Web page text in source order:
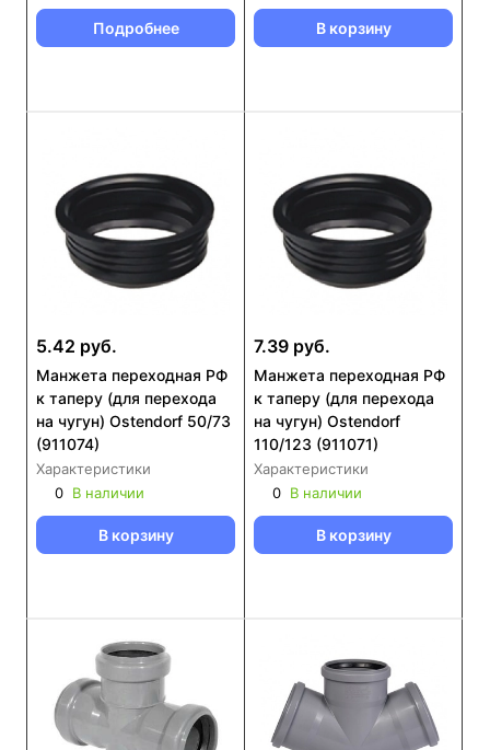
Подробнее В корзину
5.42 руб.
Манжета переходная РФ
к таперу (для перехода
на чугун) Ostendorf 50/73
(911074)
Характеристики
0 В наличии
В корзину
7.39 руб.
Манжета переходная РФ
к таперу (для перехода
на чугун) Ostendorf
110/123 (911071)
Характеристики
0 В наличии
В корзину